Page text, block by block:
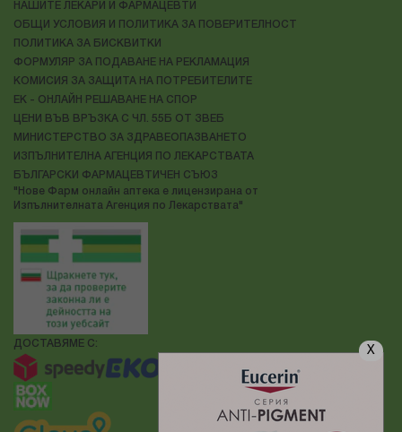
X
НАШИТЕ ЛЕКАРИ И ФАРМАЦЕВТИ
ОБЩИ УСЛОВИЯ И ПОЛИТИКА ЗА ПОВЕРИТЕЛНОСТ
ПОЛИТИКА ЗА БИСКВИТКИ
ФОРМУЛЯР ЗА ПОДАВАНЕ НА РЕКЛАМАЦИЯ
КОМИСИЯ ЗА ЗАЩИТА НА ПОТРЕБИТЕЛИТЕ
ЕК - ОНЛАЙН РЕШАВАНЕ НА СПОР
ЦЕНИ ВЪВ ВРЪЗКА С ЧЛ. 55Б ОТ ЗВЕБ
МИНИСТЕРСТВО ЗА ЗДРАВЕОПАЗВАНЕТО
ИЗПЪЛНИТЕЛНА АГЕНЦИЯ ПО ЛЕКАРСТВАТА
БЪЛГАРСКИ ФАРМАЦЕВТИЧЕН СЪЮЗ
"Нове Фарм онлайн аптека е лицензирана от
Изпълнителната Агенция по Лекарствата"
ДОСТАВЯМЕ С: